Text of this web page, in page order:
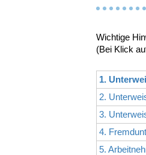
Wichtige
(Bei Klick
1.
2.
3.
4.
5.